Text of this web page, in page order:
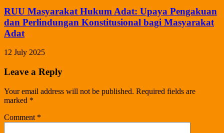
RUU Masyarakat Hukum Adat: Upaya Pengakuan
dan Perlindungan Konstitusional bagi Masyarakat
Adat
12 July 2025
Leave a Reply
Your email address will not be published. Required fields are
marked *
Comment *